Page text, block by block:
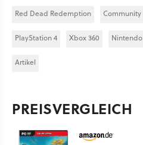
Red Dead Redemption Community
PlayStation 4 Xbox 360 Nintendo
Artikel
PREISVERGLEICH